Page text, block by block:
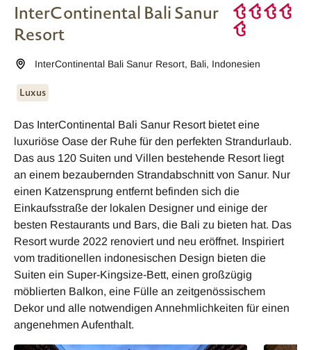
InterContinental Bali Sanur
Resort
InterContinental Bali Sanur Resort, Bali, Indonesien
Luxus
Das InterContinental Bali Sanur Resort bietet eine
luxuriöse Oase der Ruhe für den perfekten Strandurlaub.
Das aus 120 Suiten und Villen bestehende Resort liegt
an einem bezaubernden Strandabschnitt von Sanur. Nur
einen Katzensprung entfernt befinden sich die
Einkaufsstraße der lokalen Designer und einige der
besten Restaurants und Bars, die Bali zu bieten hat. Das
Resort wurde 2022 renoviert und neu eröffnet. Inspiriert
vom traditionellen indonesischen Design bieten die
Suiten ein Super-Kingsize-Bett, einen großzügig
möblierten Balkon, eine Fülle an zeitgenössischem
Dekor und alle notwendigen Annehmlichkeiten für einen
angenehmen Aufenthalt.